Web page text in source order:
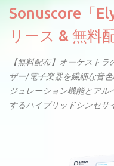
Sonuscore「
リース & 無料
【無料配布】オーケスト
ザー/電子楽器を繊細な音
ジュレーション機能とア
するハイブリッドシンセサ
えるようになっています。
より音色が作りこまれて